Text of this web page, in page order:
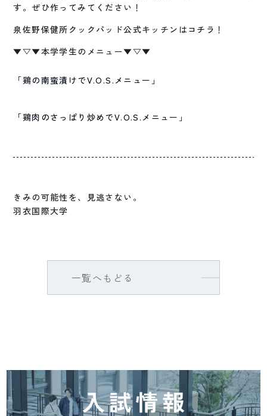
す。ぜひ作ってみてください！
泉佐野保健所クックパッド公式キッチンは コチラ ！
▼▽▼本学学生のメニュー▼▽▼
「鶏の南蛮漬けでV.O.S.メニュー」
「鶏肉のさっぱり炒めでV.O.S.メニュー」
きみの可能性を、見逃さない。
羽衣国際大学
一覧へもどる